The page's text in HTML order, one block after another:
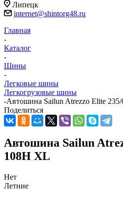
Липецк
internet@shintorg48.ru
Главная
-
Каталог
-
Шины
-
Легковые шины
Легкогрузовые шины
-Автошина Sailun Atrezzo Elite
Поделиться
Автошина Sailun
108H XL
Нет
Летние